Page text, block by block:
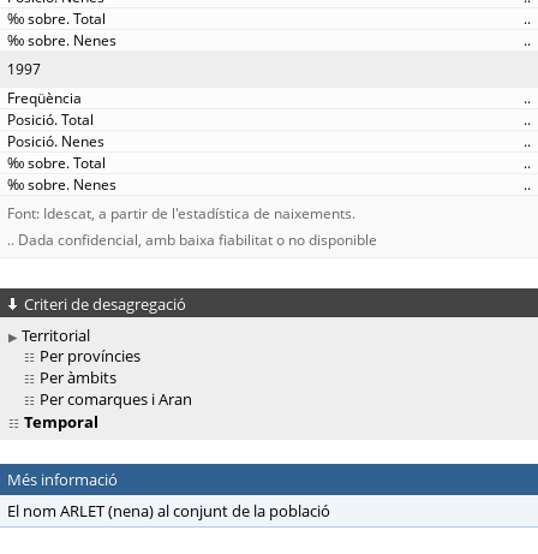
..
..
1997
..
..
..
..
..
Font: Idescat, a partir de l'estadística de naixements.
.. Dada confidencial, amb baixa fiabilitat o no disponible
Criteri de desagregació
Territorial
Per províncies
Per àmbits
Per comarques i Aran
Temporal
Més informació
El nom ARLET (nena) al conjunt de la població